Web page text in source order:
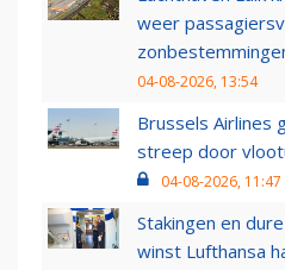
weer
04-08-2026, 13:54
Brussels Airlines
streep door
04-08-2026, 11:47
Stakingen en
winst Lufthansa